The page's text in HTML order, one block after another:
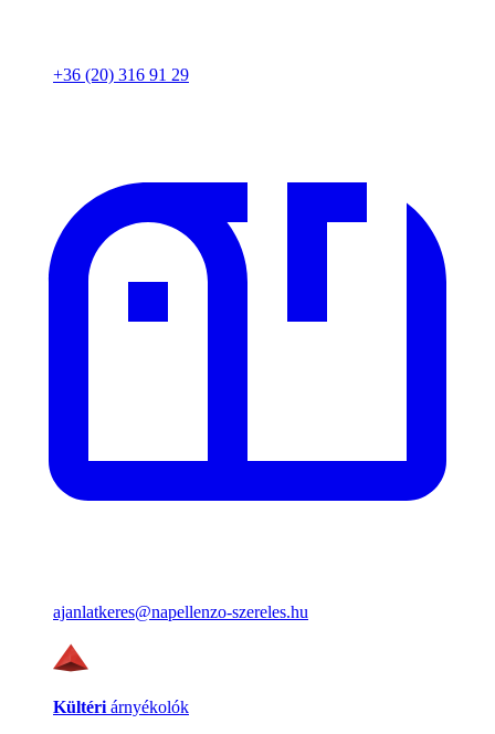
+36 (20) 316 91 29
ajanlatkeres@napellenzo-szereles.hu
Kültéri árnyékolók